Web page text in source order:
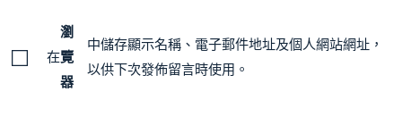
在
瀏
覽
器
中儲存顯示名稱、電子郵件地址及個人網站網址，
以供下次發佈留言時使用。